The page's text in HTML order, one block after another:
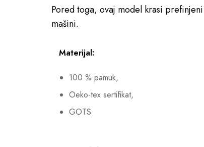
Pored toga, ovaj model krasi
mašini.
Materijal:
100 % pamuk,
Oeko-tex sertifikat,
GOTS